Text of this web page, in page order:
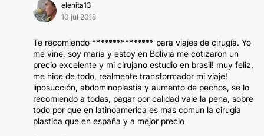
elenita13
10 jul 2018
Te recomiendo *************** para viajes de cirugía. Yo
me vine, soy maría y estoy en Bolivia me cotizaron un
precio excelente y mi cirujano estudio en brasil! muy feliz,
me hice de todo, realmente transformador mi viaje!
liposucción, abdominoplastia y aumento de pechos, se lo
recomiendo a todas, pagar por calidad vale la pena, sobre
todo por que en latinoamerica es mas comun la cirugia
plastica que en españa y a mejor precio